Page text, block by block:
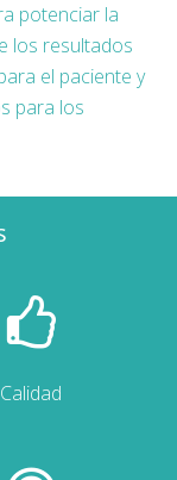
potenciar la
los resultados
el paciente y
para los
Calidad